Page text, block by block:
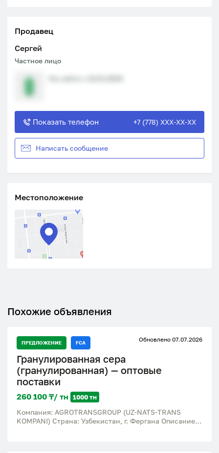
Продавец
Сергей
Частное лицо
Показать телефон +7 (778) XXX-XX-XX
Написать сообщение
Местоположение
Похожие объявления
ПРЕДЛОЖЕНИЕ FCA Обновлено 07.07.2026
Гранулированная сера
(гранулированная) — оптовые
поставки
260 100 ₸/ тн 1000 тн
Компания: AGROTRANSGROUP (UZ-NATS-TRANS
KOMPANI) Страна: Узбекистан, г. Фергана Описание